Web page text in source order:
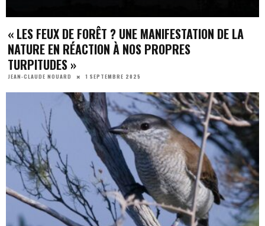
« LES FEUX DE FORÊT ? UNE MANIFESTATION DE LA
NATURE EN RÉACTION À NOS PROPRES
TURPITUDES »
JEAN-CLAUDE NOUARD 1 SEPTEMBRE 2025